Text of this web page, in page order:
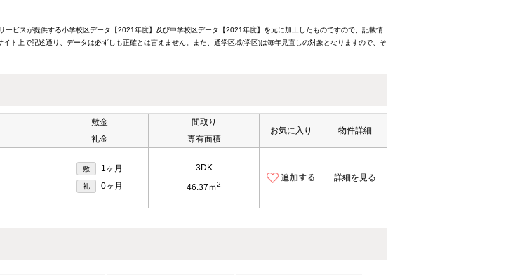
ビスが提供する小学校区データ【2021年度】及び中学校区データ【2021年度】を元に加工したものですので、記載情
ト上で記述通り、データは必ずしも正確とは言えません。また、通学区域(学区)は毎年見直しの対象となりますので、そ
敷金
礼金
間取り
専有面積
お気に入り 物件詳細
敷 1ヶ月
礼 0ヶ月
3DK
46.37ｍ2
詳細を見る